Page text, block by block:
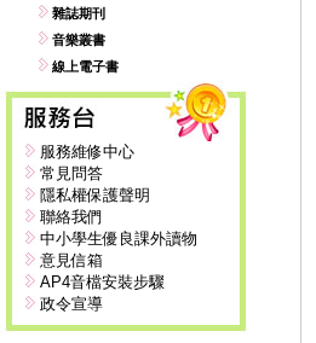
雜誌期刊
音樂叢書
線上電子書
服務維修中心
常見問答
隱私權保護聲明
聯絡我們
中小學生優良課外讀物
意見信箱
AP4音檔安裝步驟
政令宣導